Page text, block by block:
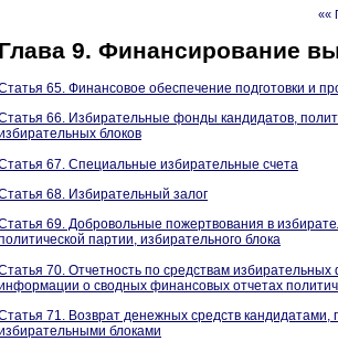
««
Глава 9. Финансирование
65. Финансовое обеспечение подготовки и
66. Избирательные фонды кандидатов,
блоков
67. Специальные избирательные счета
68. Избирательный залог
69. Добровольные пожертвования в
партии, избирательного блока
70. Отчетность по средствам избирательных
о сводных финансовых отчетах
71. Возврат денежных средств кандидатами,
блоками